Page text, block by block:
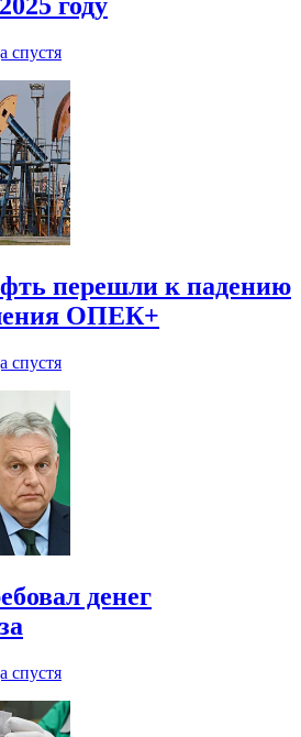
спустя
перешли к падению
ОПЕК+
спустя
денег
спустя